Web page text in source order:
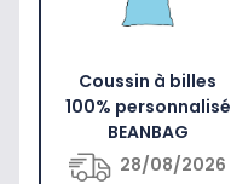
Coussin à billes
100% personnalisé
BEANBAG
28/08/2026